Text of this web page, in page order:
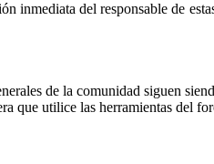
del responsable de
de la comunidad siguen
que utilice las herramientas del